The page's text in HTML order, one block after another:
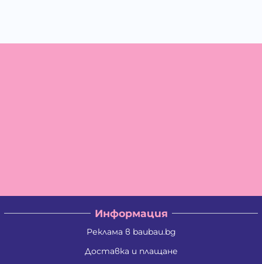
Информация
Реклама в baubau.bg
Доставка и плащане